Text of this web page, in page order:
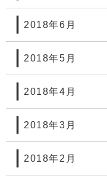
2018年6月
2018年5月
2018年4月
2018年3月
2018年2月